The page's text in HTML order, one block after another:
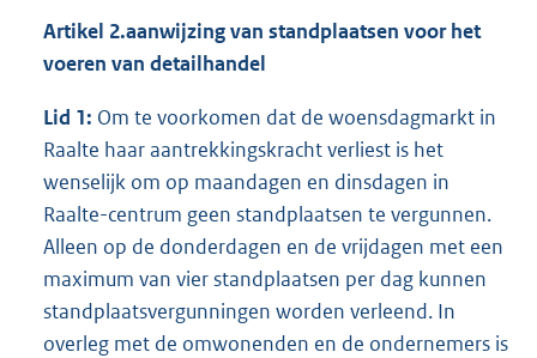
Artikel 2.aanwijzing van standplaatsen voor het
voeren van detailhandel
Lid 1: Om te voorkomen dat de woensdagmarkt in
Raalte haar aantrekkingskracht verliest is het
wenselijk om op maandagen en dinsdagen in
Raalte-centrum geen standplaatsen te vergunnen.
Alleen op de donderdagen en de vrijdagen met een
maximum van vier standplaatsen per dag kunnen
standplaatsvergunningen worden verleend. In
overleg met de omwonenden en de ondernemers is